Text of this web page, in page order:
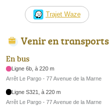
Trajet Waze
Venir en
En bus
Ligne 6b, à 220 m
Arrêt Le Pargo - 77 Avenue de la Marne
Ligne S321, à 220 m
Arrêt Le Pargo - 77 Avenue de la Marne